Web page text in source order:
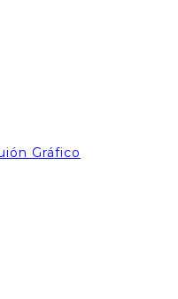
Gráfico